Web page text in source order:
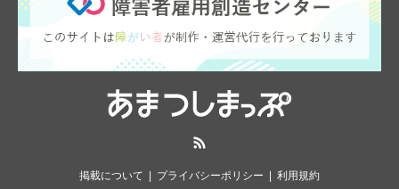
掲載について プライバシーポリシー 利用規約